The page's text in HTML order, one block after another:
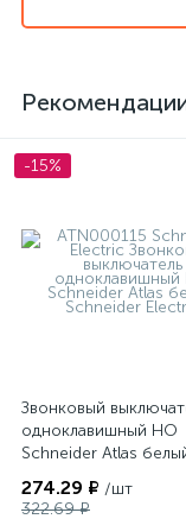
-15%
Звонковый
одноклавишный НО
Schneider Atlas
274.29 ₽ /шт
322.69 ₽